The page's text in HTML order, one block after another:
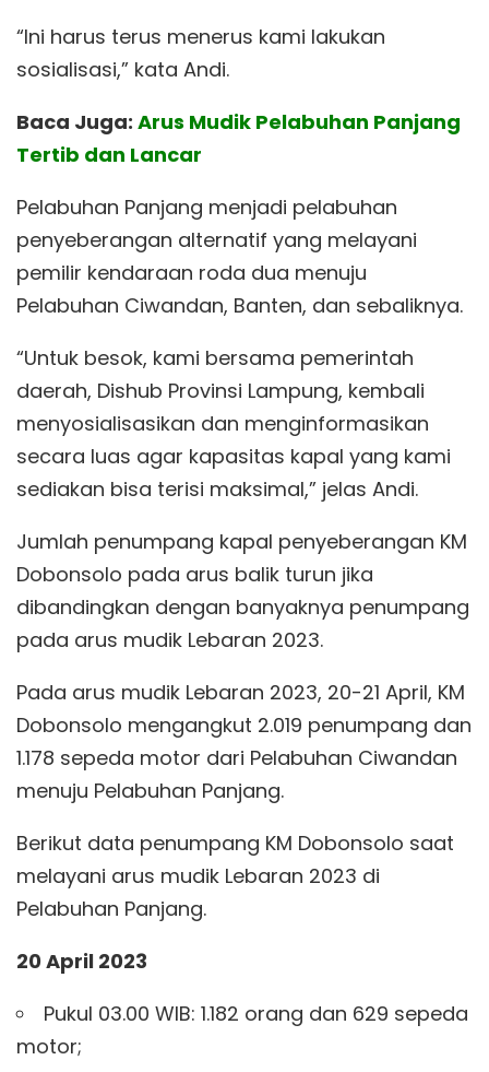
“Ini harus terus menerus kami lakukan
sosialisasi,” kata Andi.
Baca Juga: Arus Mudik Pelabuhan Panjang
Tertib dan Lancar
Pelabuhan Panjang menjadi pelabuhan
penyeberangan alternatif yang melayani
pemilir kendaraan roda dua menuju
Pelabuhan Ciwandan, Banten, dan sebaliknya.
“Untuk besok, kami bersama pemerintah
daerah, Dishub Provinsi Lampung, kembali
menyosialisasikan dan menginformasikan
secara luas agar kapasitas kapal yang kami
sediakan bisa terisi maksimal,” jelas Andi.
Jumlah penumpang kapal penyeberangan KM
Dobonsolo pada arus balik turun jika
dibandingkan dengan banyaknya penumpang
pada arus mudik Lebaran 2023.
Pada arus mudik Lebaran 2023, 20-21 April, KM
Dobonsolo mengangkut 2.019 penumpang dan
1.178 sepeda motor dari Pelabuhan Ciwandan
menuju Pelabuhan Panjang.
Berikut data penumpang KM Dobonsolo saat
melayani arus mudik Lebaran 2023 di
Pelabuhan Panjang.
20 April 2023
Pukul 03.00 WIB: 1.182 orang dan 629 sepeda
motor;